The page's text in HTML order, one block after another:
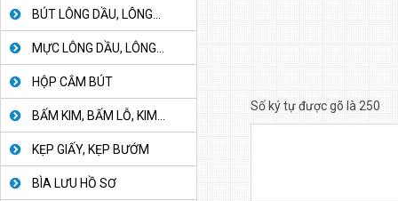
BÚT LÔNG DẦU, LÔNG...
MỰC LÔNG DẦU, LÔNG...
HỘP CẮM BÚT
BẤM KIM, BẤM LỖ, KIM...
KẸP GIẤY, KẸP BƯỚM
BÌA LƯU HỒ SƠ
Số ký tự được gõ là 250